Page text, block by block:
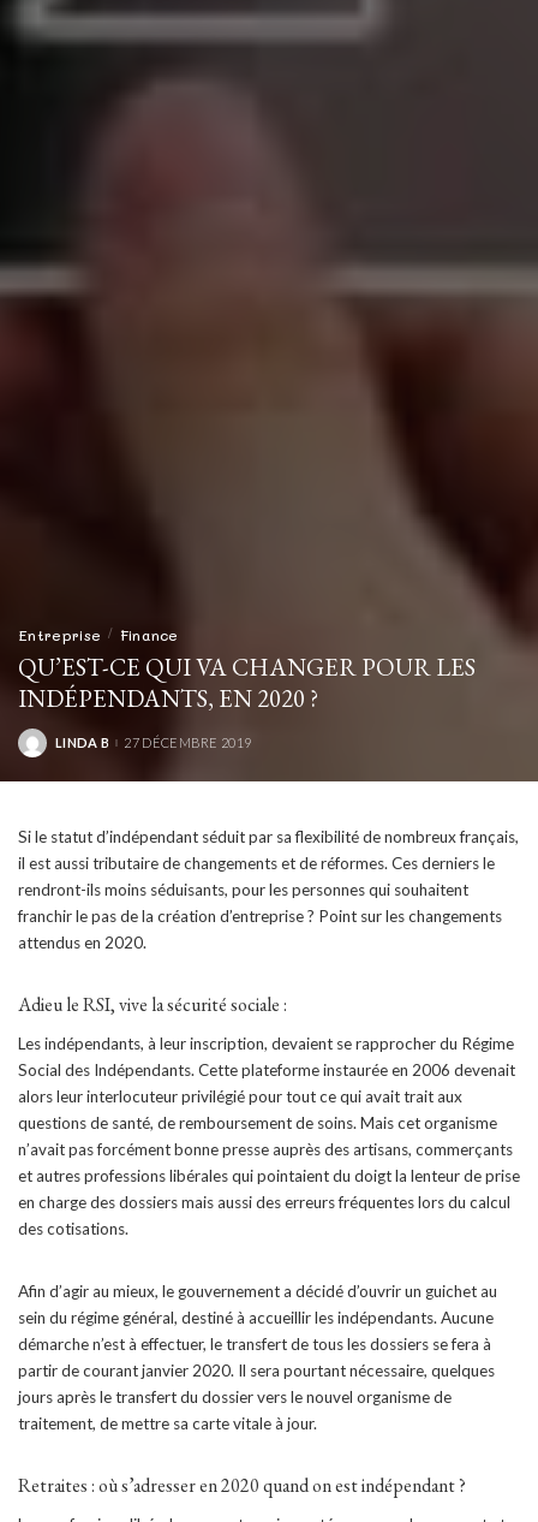
Entreprise Finance
QU’EST-CE QUI VA CHANGER POUR LES
INDÉPENDANTS, EN 2020 ?
POSTED
LINDA B 27 DÉCEMBRE 2019
Si le statut d’indépendant séduit par sa flexibilité de nombreux français,
il est aussi tributaire de changements et de réformes. Ces derniers le
rendront-ils moins séduisants, pour les personnes qui souhaitent
franchir le pas de la création d’entreprise ? Point sur les changements
attendus en 2020.
Adieu le RSI, vive la sécurité sociale :
Les indépendants, à leur inscription, devaient se rapprocher du Régime
Social des Indépendants. Cette plateforme instaurée en 2006 devenait
alors leur interlocuteur privilégié pour tout ce qui avait trait aux
questions de santé, de remboursement de soins. Mais cet organisme
n’avait pas forcément bonne presse auprès des artisans, commerçants
et autres professions libérales qui pointaient du doigt la lenteur de prise
en charge des dossiers mais aussi des erreurs fréquentes lors du calcul
des cotisations.
Afin d’agir au mieux, le gouvernement a décidé d’ouvrir un guichet au
sein du régime général, destiné à accueillir les indépendants. Aucune
démarche n’est à effectuer, le transfert de tous les dossiers se fera à
partir de courant janvier 2020. Il sera pourtant nécessaire, quelques
jours après le transfert du dossier vers le nouvel organisme de
traitement, de mettre sa carte vitale à jour.
Retraites : où s’adresser en 2020 quand on est indépendant ?